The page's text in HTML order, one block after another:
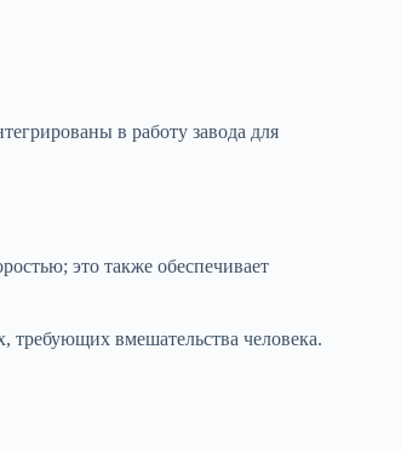
в работу завода для
это также обеспечивает
требующих вмешательства человека.